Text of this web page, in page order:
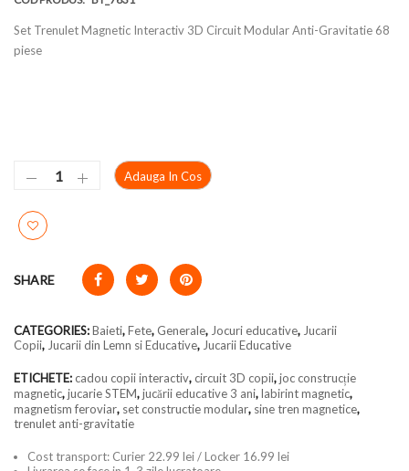
Set Trenulet Magnetic Interactiv 3D Circuit Modular Anti-Gravitatie 68
piese
Adauga In Cos
SHARE
CATEGORIES:Baieti,Fete, Generale, Jocuri educative, Jucarii
Copii, Jucarii din Lemn si Educative, Jucarii Educative
ETICHETE:cadou copii interactiv,circuit 3D copii,joc construcție
magnetic,jucarie STEM,jucării educative 3 ani,labirint magnetic,
magnetism feroviar, set constructie modular, sine tren magnetice,
trenulet anti-gravitatie
Cost transport: Curier 22.99 lei / Locker 16.99 lei